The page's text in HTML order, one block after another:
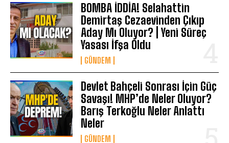
BOMBA İDDİA! Selahattin
Demirtaş Cezaevinden Çıkıp
Aday Mı Oluyor? | Yeni Süreç
Yasası İfşa Oldu
GÜNDEM
Devlet Bahçeli Sonrası İçin Güç
Savaşı! MHP’de Neler Oluyor?
Barış Terkoğlu Neler Anlattı
Neler
GÜNDEM